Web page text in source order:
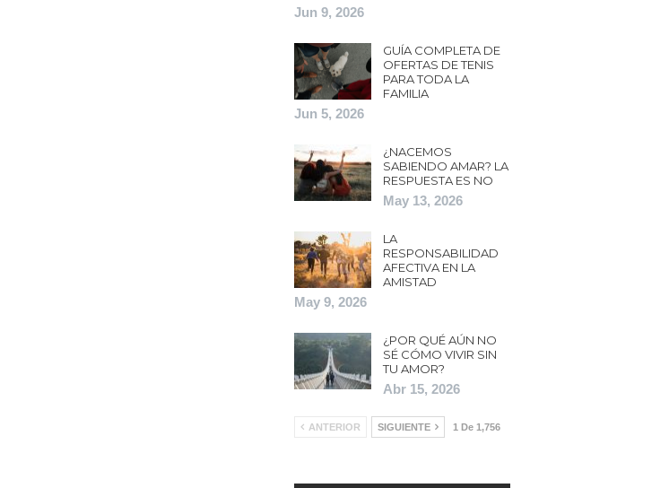
Jun 9, 2026
GUÍA COMPLETA DE
OFERTAS DE TENIS
PARA TODA LA
FAMILIA
Jun 5, 2026
¿NACEMOS
SABIENDO AMAR? LA
RESPUESTA ES NO
May 13, 2026
LA
RESPONSABILIDAD
AFECTIVA EN LA
AMISTAD
May 9, 2026
¿POR QUÉ AÚN NO
SÉ CÓMO VIVIR SIN
TU AMOR?
Abr 15, 2026
ANTERIOR SIGUIENTE 1 De 1,756